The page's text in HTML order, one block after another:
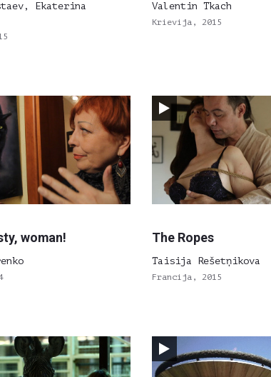
Ekaterina
Valentin Tkach
Krievija, 2015
woman! The Ropes
Taisija Rešetņikova
Francija, 2015